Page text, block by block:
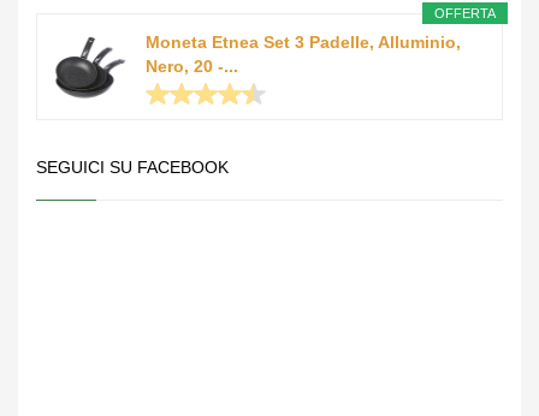
OFFERTA
Moneta Etnea Set 3 Padelle, Alluminio,
Nero, 20 -...
SEGUICI SU FACEBOOK